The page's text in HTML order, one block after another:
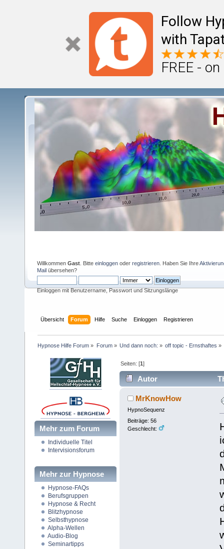
Follow
with
FREE -
Willkommen Gast . Bitte einloggen oder registrieren . Haben Sie Ihre
Mail übersehen?
Einloggen mit Benutzername, Passwort und Sitzungslänge
Übersicht Forum Hilfe Suche Einloggen Registrieren
Hypnose Hilfe Forum » Forum» Und dann noch: » off topic - Ernsthaftes »
Mehr zum Forum
Individuelle Titel
Intervisionsforum
Mehr zur Hypnose
Hypnose-FAQs
Berufsgruppen
Hypnose & Recht
Blitzhypnose
Selbsthypnose
Alpha-Wellen
Audio-Blog
Seminartipps
Seiten: [1]
Autor
MrKnowHow
HypnoSequenz
Beiträge: 56
Geschlecht: